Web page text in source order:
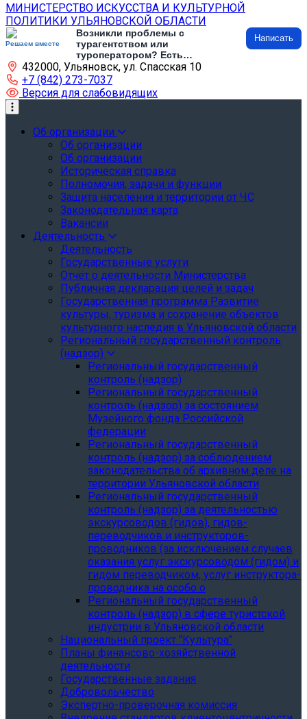
МИНИСТЕРСТВО ИСКУССТВА И КУЛЬТУРНОЙ
ПОЛИТИКИ УЛЬЯНОВСКОЙ ОБЛАСТИ
Решаем вместе
Возникли проблемы с
турагентством или
туроператором? Есть
предложения по развитию
туризма и туристической
инфраструктуры? Напишите об
этом
Написать
432000, Ульяновск, ул. Спасская 10
+7 (842) 273-7037
Версия для слабовидящих
Об организации
Об организации
Об организации
Историческая справка
Полномочия, задачи и функции
Защита населения и территории от ЧС
Законодательная карта
Вакансии
Деятельность
Деятельность
Государственные услуги
Отчёт о деятельности Министерства
Публичная декларация целей и задач
Государственная программа Развитие
культуры, туризма и сохранение объектов
культурного наследия в Ульяновской области
Региональный государственный контроль
(надзор)
Региональный государственный
контроль (надзор)
Региональный государственный
контроль (надзор) за состоянием
Музейного фонда Российской
федерации
Региональный государственный
контроль (надзор) за соблюдением
законодательства об архивном деле на
территории Ульяновской области
Региональный государственный
контроль (надзор) за деятельностью
экскурсоводов (гидов), гидов-
переводчиков и инструкторов-
проводников (за исключением случаев
оказания услуг экскурсоводом (гидом) и
гидом переводчиком, услуг инструктора-
проводника на особо о
Региональный государственный
контроль (надзор) в сфере туристской
индустрии в Ульяновской области
Национальный проект "Культура"
Планы финансово-хозяйственной
деятельности
Государственные задания
Добровольчество
Экспертно-проверочная комиссия